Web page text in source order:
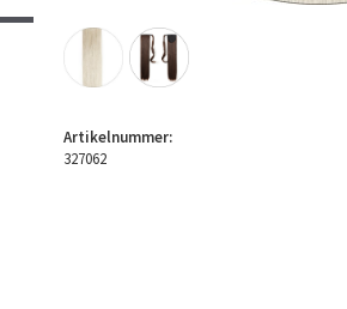
Artikelnummer:
327062